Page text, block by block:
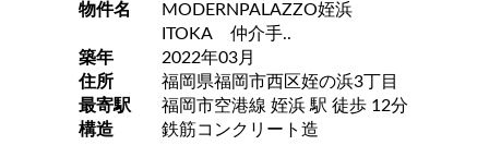
物件名
MODERNPALAZZO姪浜
ITOKA 仲介手..
築年
2022年03月
住所
福岡県福岡市西区姪の浜3丁目
最寄駅
福岡市空港線 姪浜 駅 徒歩 12分
構造
鉄筋コンクリート造